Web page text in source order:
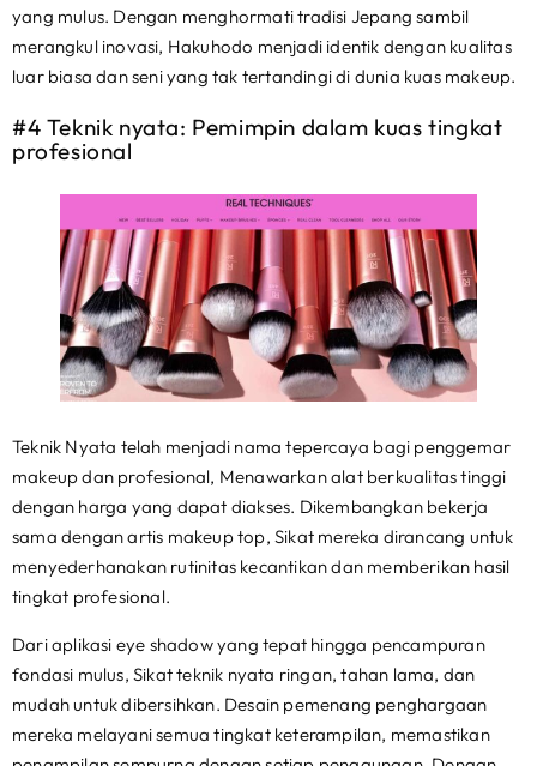
yang mulus. Dengan menghormati tradisi Jepang sambil
merangkul inovasi, Hakuhodo menjadi identik dengan kualitas
luar biasa dan seni yang tak tertandingi di dunia kuas makeup.
#4 Teknik nyata: Pemimpin dalam kuas tingkat
profesional
Teknik Nyata telah menjadi nama tepercaya bagi penggemar
makeup dan profesional, Menawarkan alat berkualitas tinggi
dengan harga yang dapat diakses. Dikembangkan bekerja
sama dengan artis makeup top, Sikat mereka dirancang untuk
menyederhanakan rutinitas kecantikan dan memberikan hasil
tingkat profesional.
Dari aplikasi eye shadow yang tepat hingga pencampuran
fondasi mulus, Sikat teknik nyata ringan, tahan lama, dan
mudah untuk dibersihkan. Desain pemenang penghargaan
mereka melayani semua tingkat keterampilan, memastikan